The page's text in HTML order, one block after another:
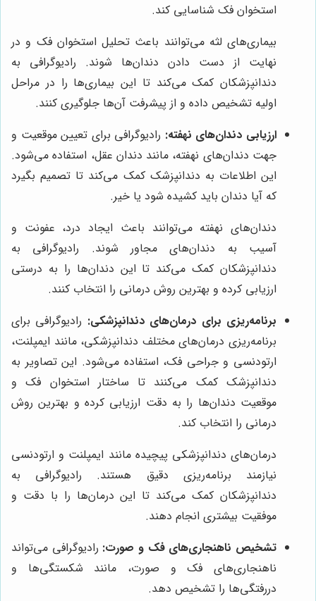
استخوان فک شناسایی کند.
بیماری‌های لثه می‌توانند باعث تحلیل استخوان فک و در
نهایت از دست دادن دندان‌ها شوند. رادیوگرافی به
دندانپزشکان کمک می‌کند تا این بیماری‌ها را در مراحل
اولیه تشخیص داده و از پیشرفت آن‌ها جلوگیری کنند.
ارزیابی دندان‌های نهفته: رادیوگرافی برای تعیین موقعیت و
جهت دندان‌های نهفته، مانند دندان عقل، استفاده می‌شود.
این اطلاعات به دندانپزشک کمک می‌کند تا تصمیم بگیرد
که آیا دندان باید کشیده شود یا خیر.
دندان‌های نهفته می‌توانند باعث ایجاد درد، عفونت و
آسیب به دندان‌های مجاور شوند. رادیوگرافی به
دندانپزشکان کمک می‌کند تا این دندان‌ها را به درستی
ارزیابی کرده و بهترین روش درمانی را انتخاب کنند.
برنامه‌ریزی برای درمان‌های دندانپزشکی: رادیوگرافی برای
برنامه‌ریزی درمان‌های مختلف دندانپزشکی، مانند ایمپلنت،
ارتودنسی و جراحی فک، استفاده می‌شود. این تصاویر به
دندانپزشک کمک می‌کنند تا ساختار استخوان فک و
موقعیت دندان‌ها را به دقت ارزیابی کرده و بهترین روش
درمانی را انتخاب کند.
درمان‌های دندانپزشکی پیچیده مانند ایمپلنت و ارتودنسی
نیازمند برنامه‌ریزی دقیق هستند. رادیوگرافی به
دندانپزشکان کمک می‌کند تا این درمان‌ها را با دقت و
موفقیت بیشتری انجام دهند.
تشخیص ناهنجاری‌های فک و صورت: رادیوگرافی می‌تواند
ناهنجاری‌های فک و صورت، مانند شکستگی‌ها و
دررفتگی‌ها را تشخیص دهد.